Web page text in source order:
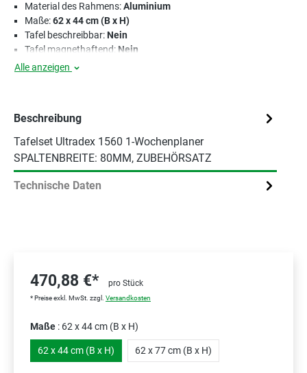
Material des Rahmens:Aluminium
Maße:62 x 44 cm (B x H)
Tafel beschreibbar:Nein
Tafel magnethaftend: Nein
Alle anzeigen
Beschreibung
Tafelset Ultradex 1560 1-Wochenplaner
SPALTENBREITE: 80MM, ZUBEHÖRSATZ
Technische Daten
470,88 €* pro Stück
* Preise exkl. MwSt. zzgl. Versandkosten
Maße : 62 x 44 cm (B x H)
62 x 44 cm (B x H) 62 x 77 cm (B x H)